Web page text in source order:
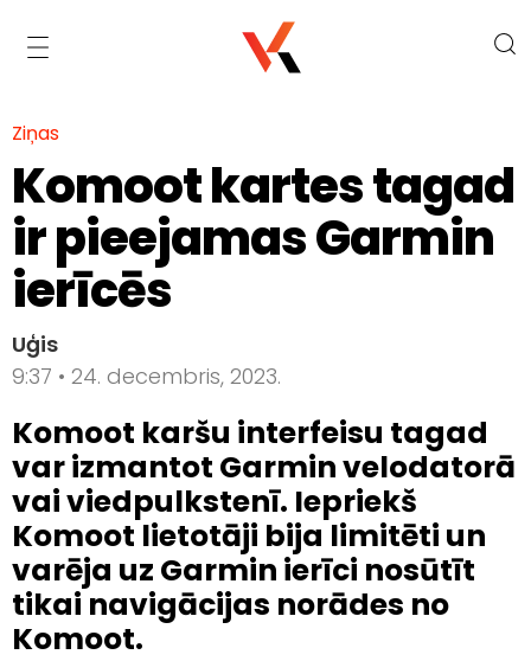
Ziņas
Komoot kartes tagad
ir pieejamas Garmin
ierīcēs
Uģis
9:37 • 24. decembris, 2023.
Komoot karšu interfeisu tagad
var izmantot Garmin velodatorā
vai viedpulkstenī. Iepriekš
Komoot lietotāji bija limitēti un
varēja uz Garmin ierīci nosūtīt
tikai navigācijas norādes no
Komoot.